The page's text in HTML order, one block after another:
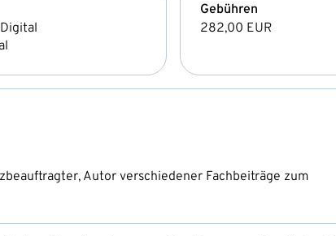
Gebühren
282,00 EUR
Autor verschiedener Fachbeiträge zum